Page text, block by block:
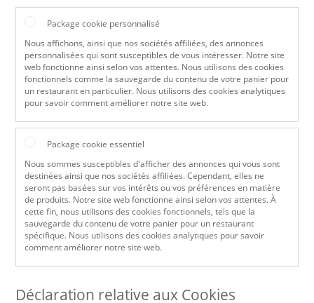
Package cookie personnalisé
Nous affichons, ainsi que nos sociétés affiliées, des annonces
personnalisées qui sont susceptibles de vous intéresser. Notre site
web fonctionne ainsi selon vos attentes. Nous utilisons des cookies
fonctionnels comme la sauvegarde du contenu de votre panier pour
un restaurant en particulier. Nous utilisons des cookies analytiques
pour savoir comment améliorer notre site web.
Package cookie essentiel
Nous sommes susceptibles d'afficher des annonces qui vous sont
destinées ainsi que nos sociétés affiliées. Cependant, elles ne
seront pas basées sur vos intérêts ou vos préférences en matière
de produits. Notre site web fonctionne ainsi selon vos attentes. À
cette fin, nous utilisons des cookies fonctionnels, tels que la
sauvegarde du contenu de votre panier pour un restaurant
spécifique. Nous utilisons des cookies analytiques pour savoir
comment améliorer notre site web.
Déclaration relative aux Cookies